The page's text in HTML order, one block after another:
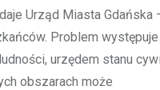
Urząd Miasta
Problem
urzędem stanu
obszarach może